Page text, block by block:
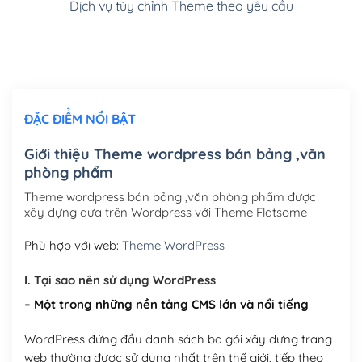
Cài đặt SMTP Mail cho site Wordpress(+100,000₫)
Mua thêm Host + Tên miền
Tên miền quốc tế .com .net .org (1 năm)(+300,000₫)
Tên miền Việt Nam .vn (1 năm)
Hosting 2GB SSD (1 năm) (+450,000₫)
Hosting 3GB SSD (1 năm)(+550,000₫)
Hosting 5GB SSD (1 năm)
Hosting 8GB SSD (1 năm) (+950,000₫)
Dịch vụ tùy chỉnh Theme theo yêu cầu
ĐẶC ĐIỂM NỔI BẬT
Giới thiệu Theme wordpress bán bảng ,văn
phòng phẩm
Theme wordpress bán bảng ,văn phòng phẩm được
xây dựng dựa trên Wordpress với Theme Flatsome
Phù hợp với web: Theme WordPress
I. Tại sao nên sử dụng WordPress
– Một trong những nền tảng CMS lớn và nổi tiếng
WordPress đứng đầu danh sách ba gói xây dựng trang
web thường được sử dụng nhất trên thế giới, tiếp theo